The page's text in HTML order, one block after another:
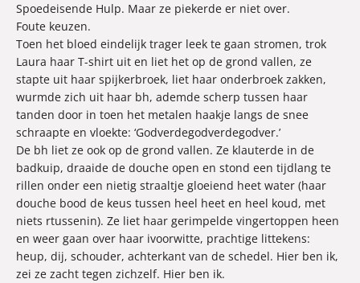
Spoedeisende Hulp. Maar ze piekerde er niet over.
Foute keuzen.
Toen het bloed eindelijk trager leek te gaan stromen, trok
Laura haar T-shirt uit en liet het op de grond vallen, ze
stapte uit haar spijkerbroek, liet haar onderbroek zakken,
wurmde zich uit haar bh, ademde scherp tussen haar
tanden door in toen het metalen haakje langs de snee
schraapte en vloekte: ‘Godverdegodverdegodver.’
De bh liet ze ook op de grond vallen. Ze klauterde in de
badkuip, draaide de douche open en stond een tijdlang te
rillen onder een nietig straaltje gloeiend heet water (haar
douche bood de keus tussen heel heet en heel koud, met
niets rtussenin). Ze liet haar gerimpelde vingertoppen heen
en weer gaan over haar ivoorwitte, prachtige littekens:
heup, dij, schouder, achterkant van de schedel. Hier ben ik,
zei ze zacht tegen zichzelf. Hier ben ik.